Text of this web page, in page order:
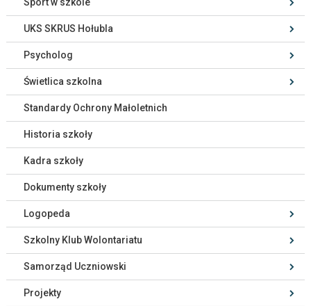
Sport w szkole
UKS SKRUS Hołubla
Psycholog
Świetlica szkolna
Standardy Ochrony Małoletnich
Historia szkoły
Kadra szkoły
Dokumenty szkoły
Logopeda
Szkolny Klub Wolontariatu
Samorząd Uczniowski
Projekty